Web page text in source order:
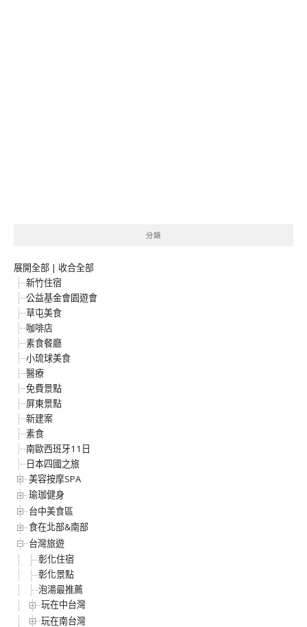
分類
展開全部 | 收合全部
新竹住宿
公益基金會園遊會
草屯美食
咖啡店
素食餐廳
小琉球美食
醫療
免費景點
屏東景點
新建案
素食
南歐西班牙11日
日本四國之旅
美容按摩SPA
瑜珈健身
台中美食區
食在北部&南部
台灣旅遊
彰化住宿
彰化景點
泡湯最推薦
玩在中台灣
玩在南台灣